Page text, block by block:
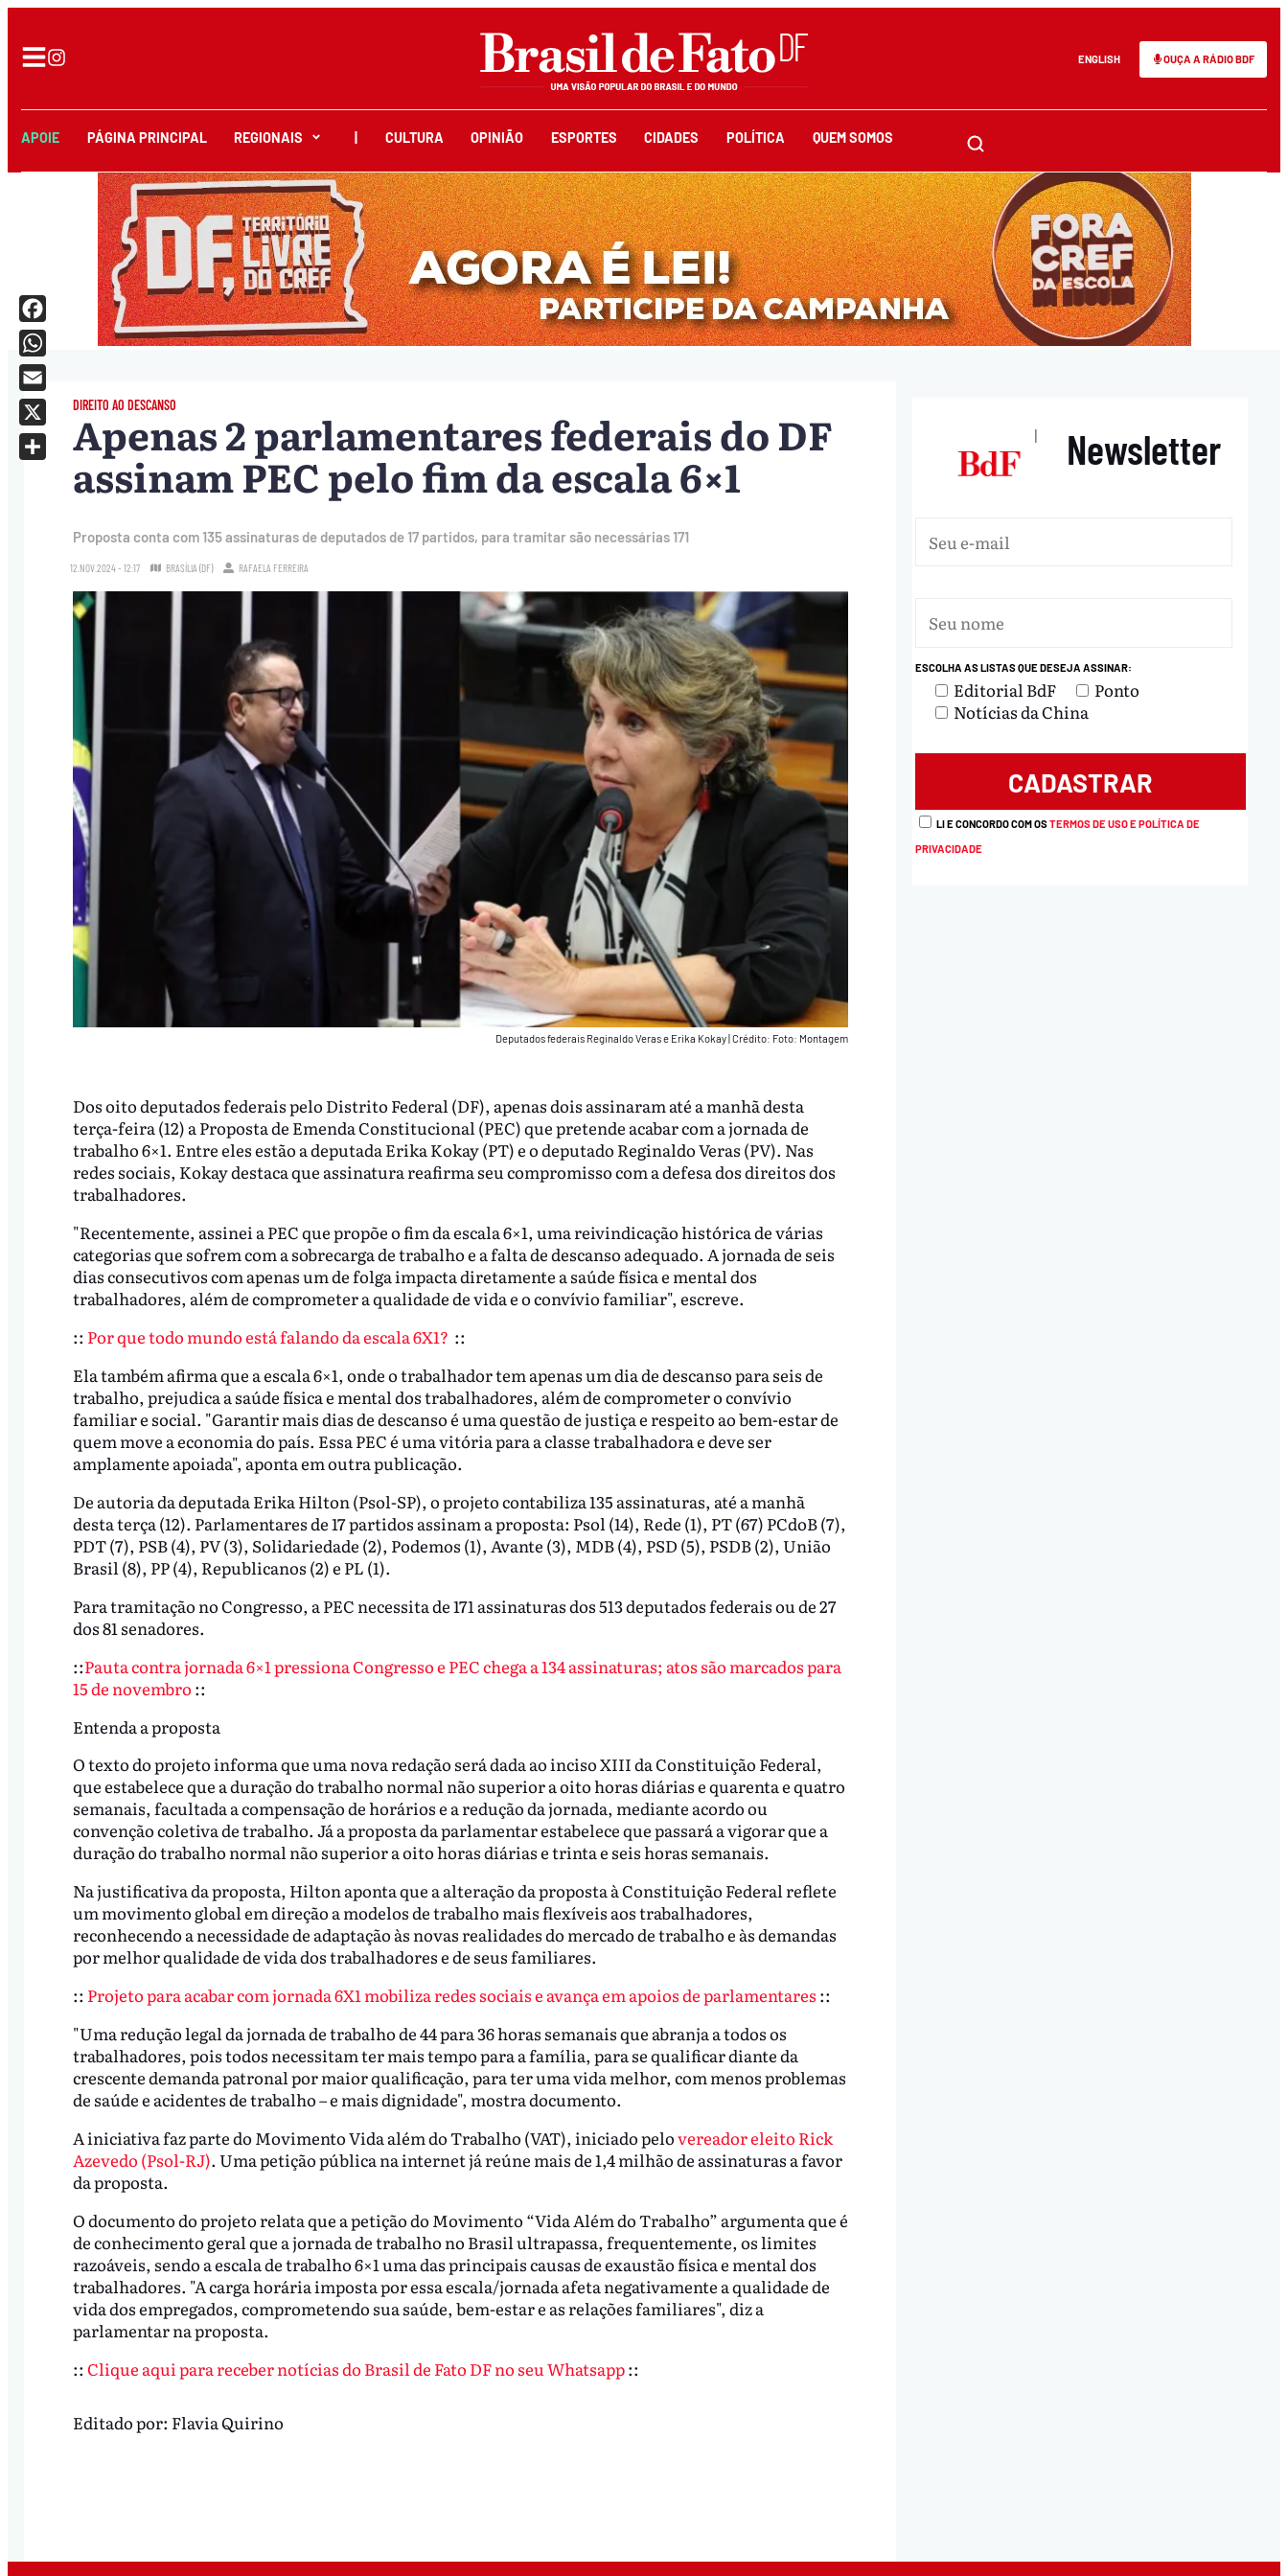
ENGLISH OUÇA A RÁDIO BDF
APOIE PÁGINA PRINCIPAL REGIONAIS CULTURA OPINIÃO ESPORTES CIDADES POLÍTICA QUEM SOMOS
DIREITO AO DESCANSO
Apenas 2 parlamentares federais do DF
assinam PEC pelo fim da escala 6×1
Proposta conta com 135 assinaturas de deputados de 17 partidos, para tramitar são necessárias 171
12.NOV.2024 - 12:17 BRASÍLIA (DF) RAFAELA FERREIRA
Deputados federais Reginaldo Veras e Erika Kokay|Crédito: Foto: Montagem
Dos oito deputados federais pelo Distrito Federal (DF), apenas dois assinaram até a manhã desta
terça-feira (12) a Proposta de Emenda Constitucional (PEC) que pretende acabar com a jornada de
trabalho 6×1. Entre eles estão a deputada Erika Kokay (PT) e o deputado Reginaldo Veras (PV). Nas
redes sociais, Kokay destaca que assinatura reafirma seu compromisso com a defesa dos direitos dos
trabalhadores.
"Recentemente, assinei a PEC que propõe o fim da escala 6×1, uma reivindicação histórica de várias
categorias que sofrem com a sobrecarga de trabalho e a falta de descanso adequado. A jornada de seis
dias consecutivos com apenas um de folga impacta diretamente a saúde física e mental dos
trabalhadores, além de comprometer a qualidade de vida e o convívio familiar", escreve.
:: Por que todo mundo está falando da escala 6X1? ::
Ela também afirma que a escala 6×1, onde o trabalhador tem apenas um dia de descanso para seis de
trabalho, prejudica a saúde física e mental dos trabalhadores, além de comprometer o convívio
familiar e social. "Garantir mais dias de descanso é uma questão de justiça e respeito ao bem-estar de
quem move a economia do país. Essa PEC é uma vitória para a classe trabalhadora e deve ser
amplamente apoiada", aponta em outra publicação.
De autoria da deputada Erika Hilton (Psol-SP), o projeto contabiliza 135 assinaturas, até a manhã
desta terça (12). Parlamentares de 17 partidos assinam a proposta: Psol (14), Rede (1), PT (67) PCdoB (7),
PDT (7), PSB (4), PV (3), Solidariedade (2), Podemos (1), Avante (3), MDB (4), PSD (5), PSDB (2), União
Brasil (8), PP (4), Republicanos (2) e PL (1).
Para tramitação no Congresso, a PEC necessita de 171 assinaturas dos 513 deputados federais ou de 27
dos 81 senadores.
::Pauta contra jornada 6×1 pressiona Congresso e PEC chega a 134 assinaturas; atos são marcados para
15 de novembro ::
Entenda a proposta
O texto do projeto informa que uma nova redação será dada ao inciso XIII da Constituição Federal,
que estabelece que a duração do trabalho normal não superior a oito horas diárias e quarenta e quatro
semanais, facultada a compensação de horários e a redução da jornada, mediante acordo ou
convenção coletiva de trabalho. Já a proposta da parlamentar estabelece que passará a vigorar que a
duração do trabalho normal não superior a oito horas diárias e trinta e seis horas semanais.
Na justificativa da proposta, Hilton aponta que a alteração da proposta à Constituição Federal reflete
um movimento global em direção a modelos de trabalho mais flexíveis aos trabalhadores,
reconhecendo a necessidade de adaptação às novas realidades do mercado de trabalho e às demandas
por melhor qualidade de vida dos trabalhadores e de seus familiares.
:: Projeto para acabar com jornada 6X1 mobiliza redes sociais e avança em apoios de parlamentares ::
"Uma redução legal da jornada de trabalho de 44 para 36 horas semanais que abranja a todos os
trabalhadores, pois todos necessitam ter mais tempo para a família, para se qualificar diante da
crescente demanda patronal por maior qualificação, para ter uma vida melhor, com menos problemas
de saúde e acidentes de trabalho – e mais dignidade", mostra documento.
A iniciativa faz parte do Movimento Vida além do Trabalho (VAT), iniciado pelovereador eleito Rick
Azevedo (Psol-RJ). Uma petição pública na internet já reúne mais de 1,4 milhão de assinaturas a favor
da proposta.
O documento do projeto relata que a petição do Movimento “Vida Além do Trabalho” argumenta que é
de conhecimento geral que a jornada de trabalho no Brasil ultrapassa, frequentemente, os limites
razoáveis, sendo a escala de trabalho 6×1 uma das principais causas de exaustão física e mental dos
trabalhadores. "A carga horária imposta por essa escala/jornada afeta negativamente a qualidade de
vida dos empregados, comprometendo sua saúde, bem-estar e as relações familiares", diz a
parlamentar na proposta.
:: Clique aqui para receber notícias do Brasil de Fato DF no seu Whatsapp::
Facebook
WhatsApp
Email
X
Editado por: Flavia Quirino
| Newsletter
ESCOLHA AS LISTAS QUE DESEJA ASSINAR:
Editorial BdF
Ponto
Notícias da China
LI E CONCORDO COM OSTERMOS DE USO E POLÍTICA DE
PRIVACIDADE